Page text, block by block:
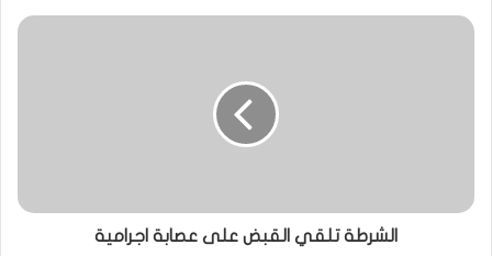
الشرطة تلقي القبض على عصابة اجرامية